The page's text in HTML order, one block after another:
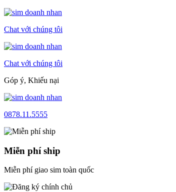
Chat với chúng tôi
Chat với chúng tôi
Góp ý, Khiếu nại
0878.11.5555
Miễn phí ship
Miễn phí giao sim toàn quốc